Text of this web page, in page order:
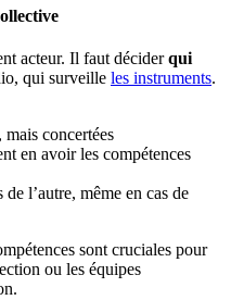
acteur. Il faut déciderqui
qui surveille les instruments.
mais concertées
en avoir les compétences
l’autre, même en cas de
sont cruciales pour
ou les équipes